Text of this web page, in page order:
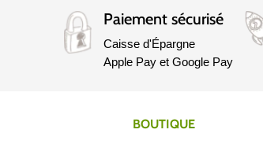
Paiement sécurisé
Caisse d'Épargne
Apple Pay et Google Pay
BOUTIQUE